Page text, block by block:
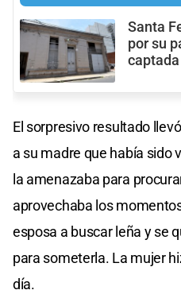
Santa
por su
El sorpresivo resultado
a su madre que había sido
la amenazaba para
aprovechaba los
esposa a buscar leña y se
para someterla. La mujer
día.